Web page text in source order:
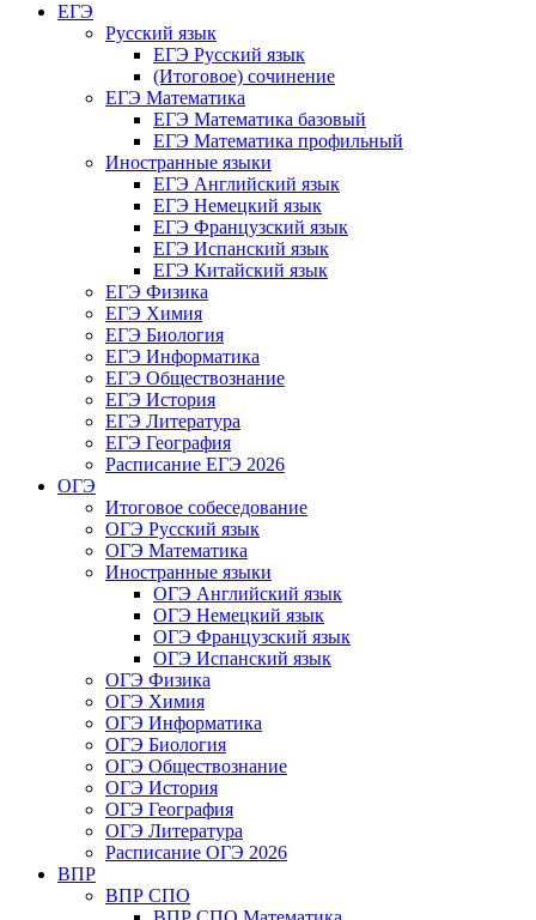
ЕГЭ
Русский язык
ЕГЭ Русский язык
(Итоговое) сочинение
ЕГЭ Математика
ЕГЭ Математика базовый
ЕГЭ Математика профильный
Иностранные языки
ЕГЭ Английский язык
ЕГЭ Немецкий язык
ЕГЭ Французский язык
ЕГЭ Испанский язык
ЕГЭ Китайский язык
ЕГЭ Физика
ЕГЭ Химия
ЕГЭ Биология
ЕГЭ Информатика
ЕГЭ Обществознание
ЕГЭ История
ЕГЭ Литература
ЕГЭ География
Расписание ЕГЭ 2026
ОГЭ
Итоговое собеседование
ОГЭ Русский язык
ОГЭ Математика
Иностранные языки
ОГЭ Английский язык
ОГЭ Немецкий язык
ОГЭ Французский язык
ОГЭ Испанский язык
ОГЭ Физика
ОГЭ Химия
ОГЭ Информатика
ОГЭ Биология
ОГЭ Обществознание
ОГЭ История
ОГЭ География
ОГЭ Литература
Расписание ОГЭ 2026
ВПР
ВПР СПО